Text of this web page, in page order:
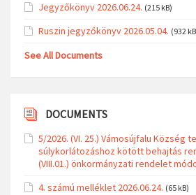
Jegyzőkönyv 2026.06.24. (215 kB)
Ruszin jegyzőkönyv 2026.05.04. (932
See All Documents
DOCUMENTS
5/2026. (VI. 25.) Vámosújfalu Község
súlykorlátozáshoz kötött behajtás
(VIII.01.) önkormányzati rendelet
4. számú melléklet 2026.06.24. (65 kB)